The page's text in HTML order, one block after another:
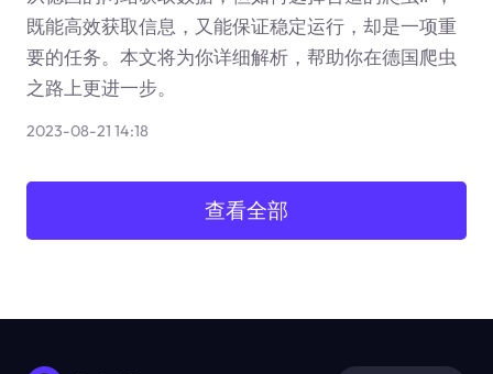
既能高效获取信息，又能保证稳定运行，却是一项重
要的任务。本文将为你详细解析，帮助你在德国爬虫
之路上更进一步。
2023-08-21 14:18
查看全部